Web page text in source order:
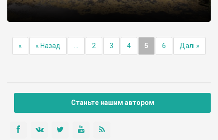
« « Назад 2 3 4 5 6 Далі »
Станьте нашим автором